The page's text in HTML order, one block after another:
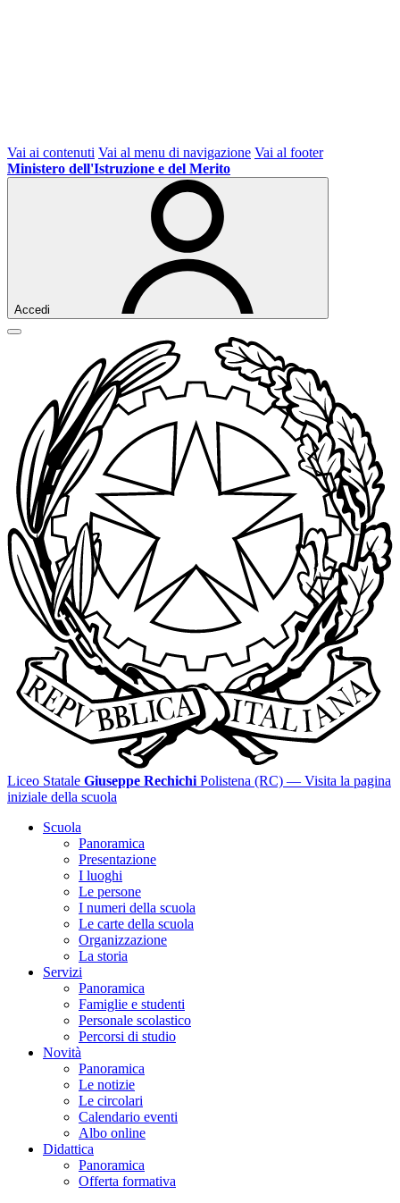
Vai ai contenuti Vai al menu di navigazione Vai al footer
Ministero dell'Istruzione e del Merito
Accedi
Liceo Statale Giuseppe Rechichi Polistena (RC) — Visita la pagina
iniziale della scuola
Scuola
Panoramica
Presentazione
I luoghi
Le persone
I numeri della scuola
Le carte della scuola
Organizzazione
La storia
Servizi
Panoramica
Famiglie e studenti
Personale scolastico
Percorsi di studio
Novità
Panoramica
Le notizie
Le circolari
Calendario eventi
Albo online
Didattica
Panoramica
Offerta formativa